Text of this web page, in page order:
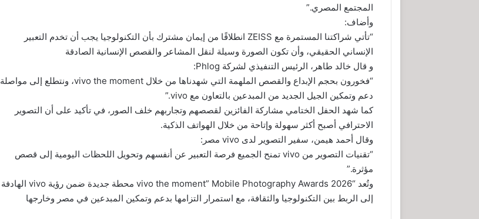
المجتمع المصري.”
وأضاف:
“تأتي شراكتنا المستمرة مع ZEISS انطلاقًا من إيمان مشترك بأن التكنولوجيا يجب أن تخدم التعبير
الإنساني الحقيقي، وأن تكون الصورة وسيلة لنقل المشاعر والقصص الإنسانية الصادقة
و قال خالد طاهر، الرئيس التنفيذي لشركة Phlog:
“فخورون بحجم الإبداع والقصص الملهمة التي شهدناها من خلال vivo the moment، ونتطلع إلى مواصلة
دعم وتمكين الجيل الجديد من المبدعين بالتعاون مع vivo.”
كما شهد الحفل الختامي مشاركة الفائزين لقصصهم وتجاربهم خلف الصور، في تأكيد على أن التصوير
الاحترافي أصبح أكثر سهولة وإتاحة من خلال الهواتف الذكية.
وقال أحمد هيمن، سفير التصوير لدى vivo مصر:
“تقنيات التصوير من vivo تمنح الجميع فرصة التعبير عن أنفسهم وتحويل اللحظات اليومية إلى قصص
مؤثرة.”
وتُعد “vivo the moment” Mobile Photography Awards 2026 محطة جديدة ضمن رؤية vivo الهادفة
إلى الربط بين التكنولوجيا والثقافة، مع استمرار التزامها بدعم وتمكين المبدعين في مصر وخارجها